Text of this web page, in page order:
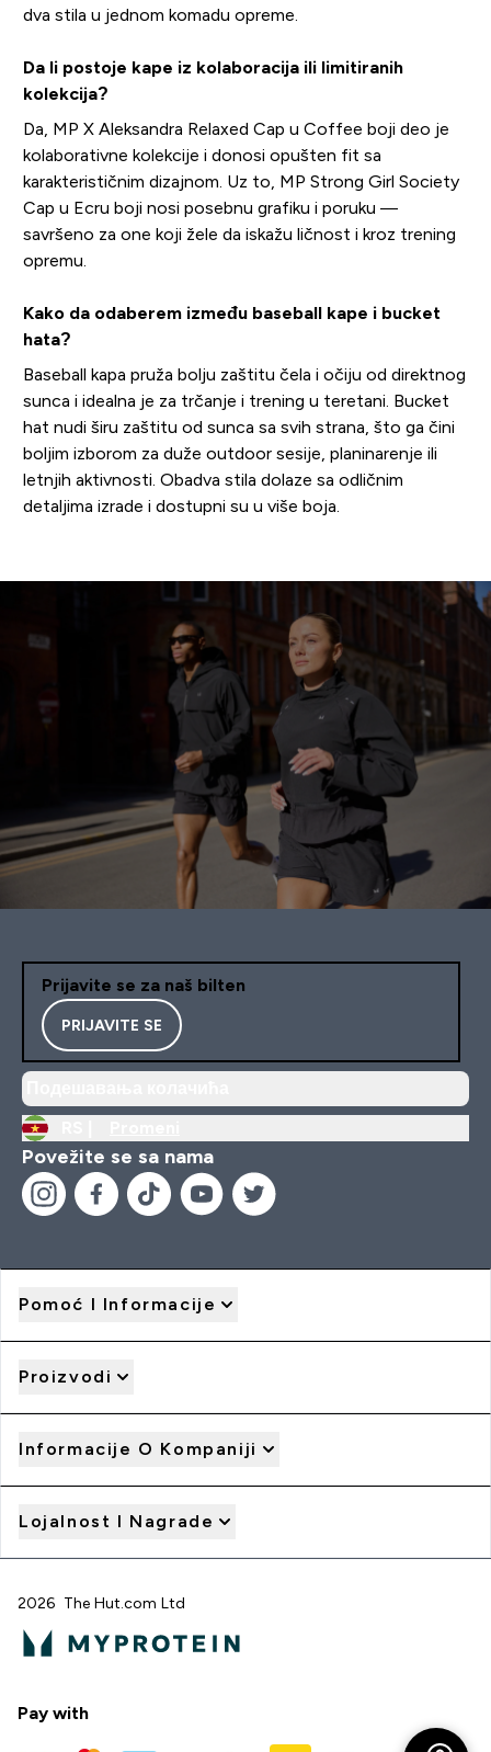
dva stila u jednom komadu opreme.
Da li postoje kape iz kolaboracija ili limitiranih
kolekcija?
Da, MP X Aleksandra Relaxed Cap u Coffee boji deo je
kolaborativne kolekcije i donosi opušten fit sa
karakterističnim dizajnom. Uz to, MP Strong Girl Society
Cap u Ecru boji nosi posebnu grafiku i poruku —
savršeno za one koji žele da iskažu ličnost i kroz trening
opremu.
Kako da odaberem između baseball kape i bucket
hata?
Baseball kapa pruža bolju zaštitu čela i očiju od direktnog
sunca i idealna je za trčanje i trening u teretani. Bucket
hat nudi širu zaštitu od sunca sa svih strana, što ga čini
boljim izborom za duže outdoor sesije, planinarenje ili
letnjih aktivnosti. Obadva stila dolaze sa odličnim
detaljima izrade i dostupni su u više boja.
Prijavite se za naš bilten
PRIJAVITE SE
Povežite se sa nama
Pomoć I Informacije
Proizvodi
Informacije O Kompaniji
Lojalnost I Nagrade
2026 The Hut.com Ltd
Pay with